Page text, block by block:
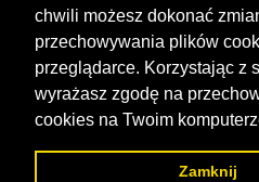
chwili możesz dokonać
przechowywania plików
przeglądarce. Korzystając z
wyrażasz zgodę na
cookies na Twoim
Zamknij
© 2020 Gminny Ośrodek